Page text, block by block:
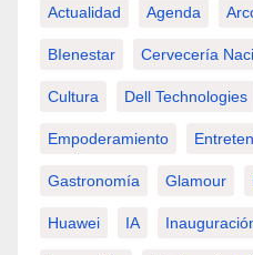
Actualidad Agenda
BIenestar Cervecería
Cultura Dell Technologies
Empoderamiento
Gastronomía Glamour
Huawei IA